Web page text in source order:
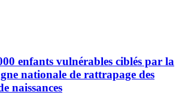
enfants vulnérables ciblés par la
nationale de rattrapage des
naissances